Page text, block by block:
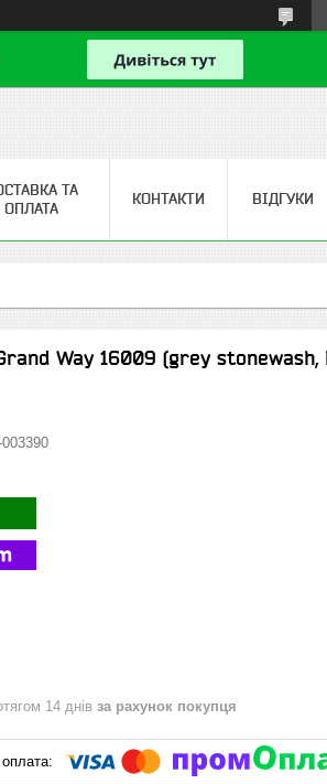
ТА
ОПЛАТА
КОНТАКТИ ВІДГУКИ
Way 16009 (grey
003390
14 днів за рахунок покупця